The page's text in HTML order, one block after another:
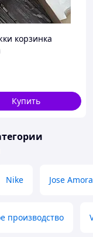
корзинка
Купить
Nike Jose
производство